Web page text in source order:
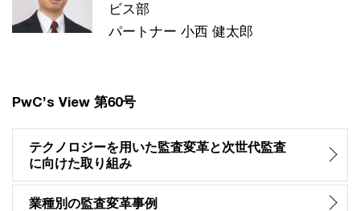
ビス部
パートナー 小西 健太郎
PwC’s View 第60号
テクノロジーを用いた監査変革と次世代監査
に向けた取り組み
業種別の監査変革事例